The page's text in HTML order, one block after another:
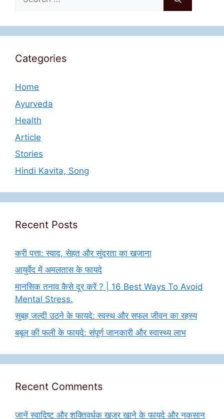
for:
Categories
Home
Ayurveda
Health
Article
Stories
Hindi Kavita, Song
Recent Posts
करी पत्ता: स्वाद, सेहत और सुंदरता का खजाना
आयुर्वेद में अमलतास के फायदे
मानसिक तनाव कैसे दूर करें ? | 16 Best Ways To Avoid
Mental Stress.
सुबह जल्दी उठने के फायदे: स्वस्थ और सफल जीवन का रहस्य
बबूल की फली के फायदे: संपूर्ण जानकारी और स्वास्थ्य लाभ
Recent Comments
जानें स्वादिष्ट और शक्तिवर्धक खजूर खाने के फायदे और नुकसान